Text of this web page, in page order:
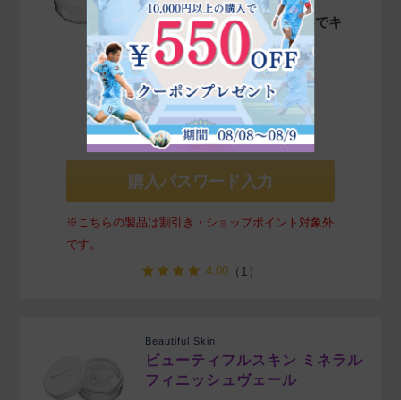
テカリやメイク崩れを防いでキ
レイな肌をキープ
商品詳細を見る»
販売価格 ¥ 4,180 税込
購入パスワード入力
※こちらの製品は割引き・ショップポイント対象外
です。
4.00 （1）
Beautiful Skin
ビューティフルスキン ミネラル
フィニッシュヴェール